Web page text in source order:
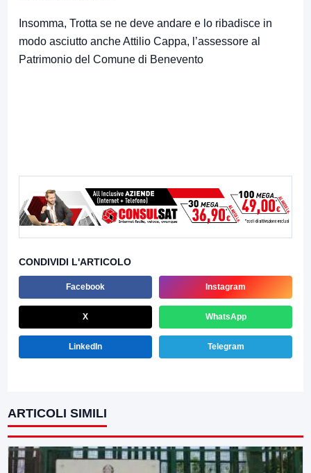
Insomma, Trotta se ne deve andare e lo ribadisce in
modo asciutto anche Attilio Cappa, l’assessore al
Patrimonio del Comune di Benevento
CONDIVIDI L'ARTICOLO
Facebook Instagram
X WhatsApp
LinkedIn Telegram
ARTICOLI SIMILI